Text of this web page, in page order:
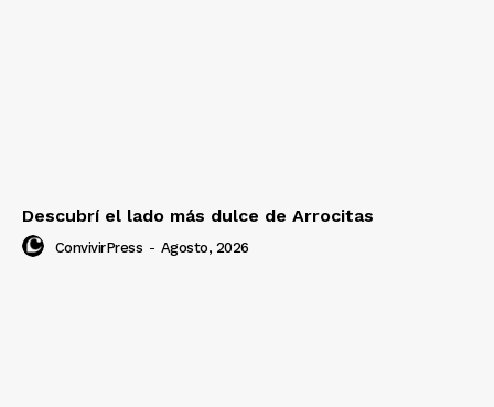
Descubrí el lado más dulce de Arrocitas
ConvivirPress - Agosto, 2026